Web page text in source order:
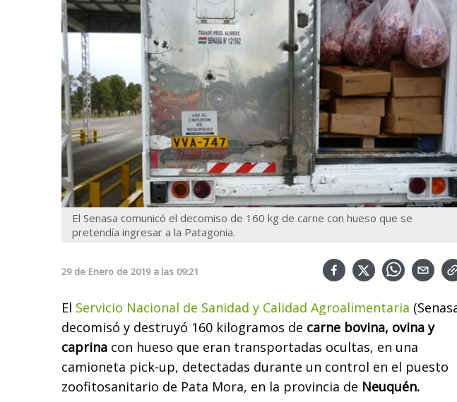
El Senasa comunicó el decomiso de 160 kg de carne con hueso que se
pretendía ingresar a la Patagonia.
29 de Enero de 2019 a las 09:21
El Servicio Nacional de Sanidad y Calidad Agroalimentaria
decomisó y destruyó 160 kilogramos de carne bovina, ovina y
caprina con hueso que eran transportadas ocultas, en una
camioneta pick-up, detectadas durante un control en el puesto
zoofitosanitario de Pata Mora, en la provincia de Neuquén.